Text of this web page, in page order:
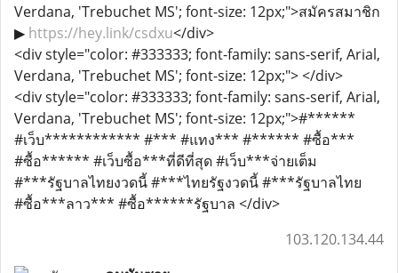
Verdana, 'Trebuchet MS'; font-size: 12px;">สมัครสมาชิก
▶ https://hey.link/csdxu</div>
<div style="color: #333333; font-family: sans-serif, Arial,
Verdana, 'Trebuchet MS'; font-size: 12px;"> </div>
<div style="color: #333333; font-family: sans-serif, Arial,
Verdana, 'Trebuchet MS'; font-size: 12px;">#******
#เว็บ************ #*** #แทง*** #****** #ซื้อ***
#ซื้อ****** #เว็บซื้อ***ที่ดีที่สุด #เว็บ***จ่ายเต็ม
#***รัฐบาลไทยงวดนี้ #***ไทยรัฐงวดนี้ #***รัฐบาลไทย
#ซื้อ***ลาว*** #ซื้อ******รัฐบาล </div>
103.120.134.44